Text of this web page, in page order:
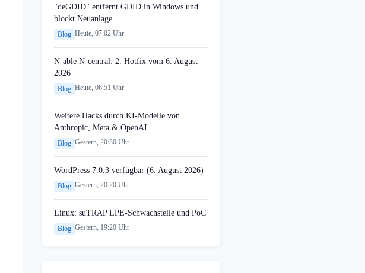
"deGDID" entfernt GDID in Windows und
blockt Neuanlage
Blog Heute, 07:02 Uhr
N-able N-central: 2. Hotfix vom 6. August
2026
Blog Heute, 06:51 Uhr
Weitere Hacks durch KI-Modelle von
Anthropic, Meta & OpenAI
Blog Gestern, 20:30 Uhr
WordPress 7.0.3 verfügbar (6. August 2026)
Blog Gestern, 20:20 Uhr
Linux: suTRAP LPE-Schwachstelle und PoC
Blog Gestern, 19:20 Uhr